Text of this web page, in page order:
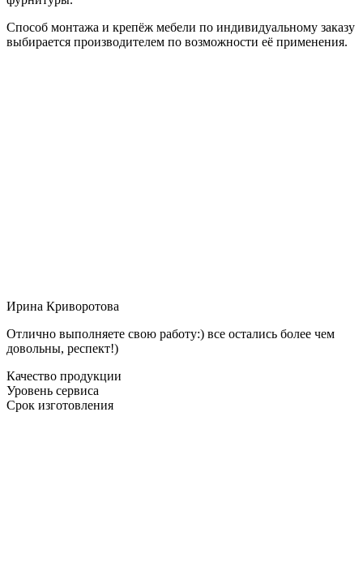
Способ монтажа и крепёж мебели по индивидуальному заказу
выбирается производителем по возможности её применения.
Ирина Криворотова
Отлично выполняете свою работу:) все остались более чем
довольны, респект!)
Качество продукции
Уровень сервиса
Срок изготовления